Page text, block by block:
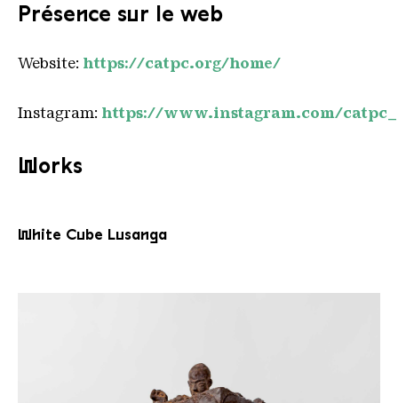
Présence sur le web
Website: https://catpc.org/home/
Instagram: https://www.instagram.com/
Works
White Cube Lusanga